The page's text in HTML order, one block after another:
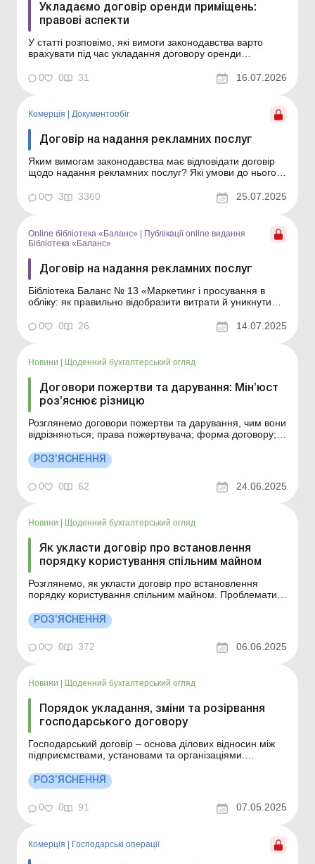
Укладаємо договір оренди приміщень:
правові аспекти
У статті розповімо, які вимоги законодавства варто
врахувати під час укладання договору оренди
а також відповімо на актуальні запитання. Бібліотека
Баланс № 13 «Оренда нерухомості: укладення
0 0 31 16.07.2026
Комерція Документообiг
Договір на надання рекламних послуг
Яким вимогам законодавства має відповідати договір
щодо надання рекламних послуг? Які умови до нього
застосована за порушення законодавства у сфері
реклами? Відповіді на ці запитання – у нашій статті.
0 3 3360 25.07.2025
Online бібліотека «Баланс» | Публікації online видання
Бібліотека «Баланс»
Договір на надання рекламних послуг
Бібліотека Баланс № 13 «Маркетинг і просування в
обліку: як правильно відобразити витрати й уникнути
реклами законодавством передбачено певні правила,
яких слід дотримуватись при укладанні договору на
0 0 26 14.07.2025
Новини | Щоденний бухгалтерський огляд
Договори пожертви та дарування: Мін’юст
роз’яснює різницю
Розглянемо договори пожертви та дарування, чим вони
відрізняються; права пожертвувача; форма договору;
Акт приймання-передачі транспортного засобу за
договором дарування Дарування частки у ТОВ: як
оформити? Договір дарування частки в статутн...
РОЗ’ЯСНЕННЯ
0 0 62 24.06.2025
Новини Щоденний бухгалтерський огляд
Як укласти договір про встановлення
порядку користування спільним майном
Розглянемо, як укласти договір про встановлення
порядку користування спільним майном. Проблематика
актуальною, що підтверджується не лише в межах
поділу спільного майна (зокрема, у разі розірвання
шлюбу, спадкування або набуття права власності за
догов...
РОЗ’ЯСНЕННЯ
0 0 372 06.06.2025
Новини Щоденний бухгалтерський огляд
Порядок укладання, зміни та розірвання
господарського договору
Господарський договір – основа ділових відносин між
підприємствами, установами та організаціями.
договорів, підстави для їх зміни чи розірвання тощо.
Господарський договір є основою ділових взаємин між
підприємствами, установами та організаціями. Са...
РОЗ’ЯСНЕННЯ
0 0 91 07.05.2025
Комерція | Господарські операції